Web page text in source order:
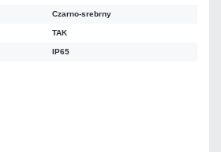
Czarno-srebrny
TAK
IP65